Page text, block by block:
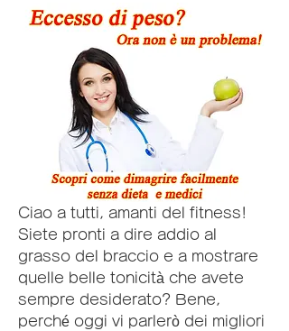
Ciao a tutti, amanti del fitness!
Siete pronti a dire addio al
grasso del braccio e a mostrare
quelle belle tonicità che avete
sempre desiderato? Bene,
perché oggi vi parlerò dei migliori